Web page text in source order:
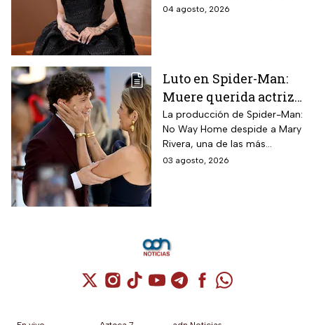
informó a sus fanáticos que
04 agosto, 2026
Luto en Spider-Man:
Muere querida actriz
por derrame cerebral;
esto se sabe
La producción de Spider-Man:
No Way Home despide a Mary
Rivera, una de las más
queridas actrices que dieron
03 agosto, 2026
Cuenta de X / Twitter (se abre en una
Cuenta de Instagram (se abre en una
Cuenta de TikTok (se abre en
Cuenta de YouTube (se abre
Cuenta de Telegram (se
Cuenta de
Cuenta de